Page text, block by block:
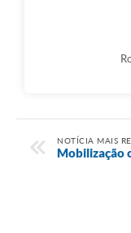
NOTÍCIA MAIS
Mobilização